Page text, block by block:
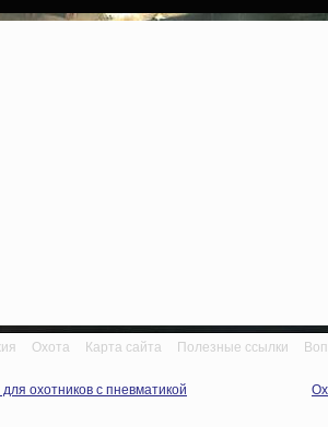
Охота Карта сайта Полезные ссылки
охотников с пневматикой